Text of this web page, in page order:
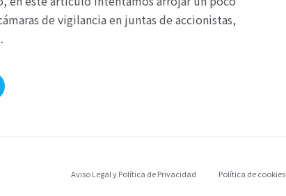
de vigilancia en juntas de accionistas,
Aviso Legal y Política de Privacidad Política de cookies